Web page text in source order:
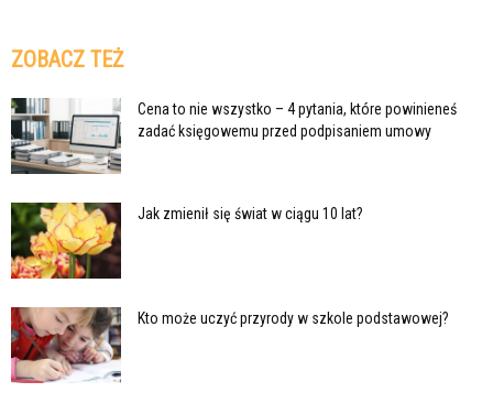
ZOBACZ TEŻ
Cena to nie wszystko – 4 pytania, które powinieneś
zadać księgowemu przed podpisaniem umowy
Jak zmienił się świat w ciągu 10 lat?
Kto może uczyć przyrody w szkole podstawowej?